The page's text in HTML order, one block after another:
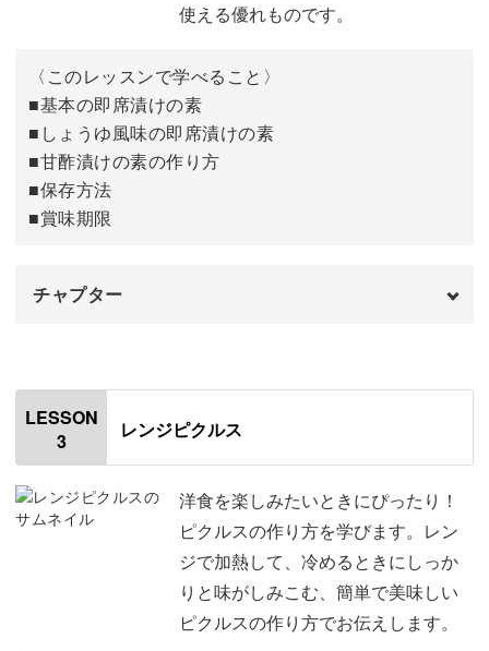
楽しむためのアレンジレシピも合わせて習得していただけ
ます。
ここでは、その一部をご紹介します。
漬け
■ピクルスを使った 豚肉のソテー、ピクルスソース
カレーピラフ
使える優れものです。
〈このレッスンで学べること〉
■基本の即席漬けの素
■しょうゆ風味の即席漬けの素
■甘酢漬けの素の作り方
■保存方法
■賞味期限
チャプター
はじめに
使用材料・道具
基本の即席漬けの素の作り方 02:31
キャベツと赤パプリカの即席漬けの作り方
しょうゆ風味の即席漬けの素の作り方 13:36
LESSON
3
レンジピクルス
洋食を楽しみたいときにぴったり！
ピクルスの作り方を学びます。レン
ジで加熱して、冷めるときにしっか
りと味がしみこむ、簡単で美味しい
ピクルスの作り方でお伝えします。